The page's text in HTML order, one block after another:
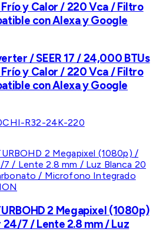
Frío y Calor / 220 Vca / Filtro
con Alexa y Google
/ SEER 17 / 24,000 BTUs
Frío y Calor / 220 Vca / Filtro
con Alexa y Google
CHI-R32-24K-220
2 Megapixel (1080p)
24/7 / Lente 2.8 mm / Luz